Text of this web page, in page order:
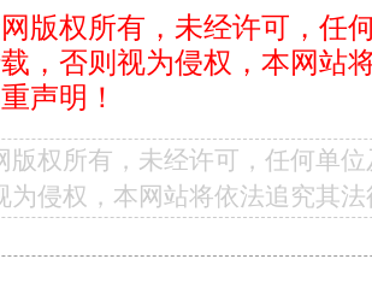
版权所有，未经许可，任
，否则视为侵权，本网站
声明！
版权所有，未经许可，任何单
为侵权，本网站将依法追究其